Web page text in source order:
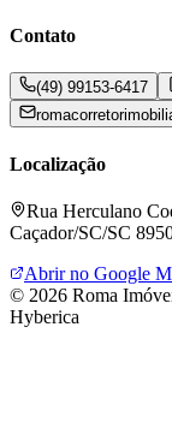
Contato
(49) 99153-6417
Localização
Rua Herculano
Caçador/SC/SC
Abrir no Google
© 2026 Roma
Hyberica